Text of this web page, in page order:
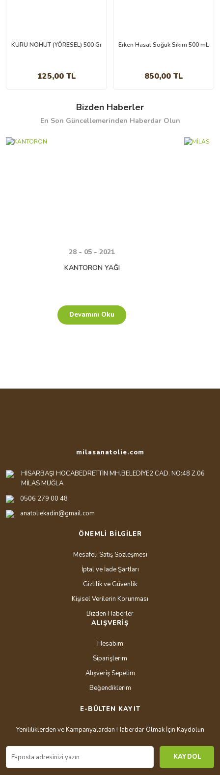
Naturel Birinci Zeytinyağı(2Lt)
900,00 TL
Milas Yağlı Zeytin 1.000 Gr
KURU NOHUT (YÖRESEL) 500 Gr
125,00 TL
Erken Hasat Soğuk Sıkım 500 mL
850,00 TL
Bizden Haberler
En Son Güncellemerinden Haberdar Olun
28 - 05 - 2021
KANTORON YAĞI
Devamını Oku
milasanatolie.com
HİSARBAŞI HOCABEDRETTİN MH.BELEDİYE2 CAD. NO:48 Z.06
MİLAS MUĞLA
0506 279 00 48
anatoliekadin@gmail.com
ÖNEMLİ BİLGİLER
Mesafeli Satış Sözleşmesi
İptal ve İade Şartları
Gizlilik ve Güvenlik
Kişisel Verilerin Korunması
Bizden Haberler
ALIŞVERİŞ
Hesabım
Siparişlerim
Alışveriş Sepetim
Beğendiklerim
E-BÜLTEN KAYIT
Yenililiklerden ve Kampanyalardan Haberdar Olmak İçin Kaydolun
KAYDOL